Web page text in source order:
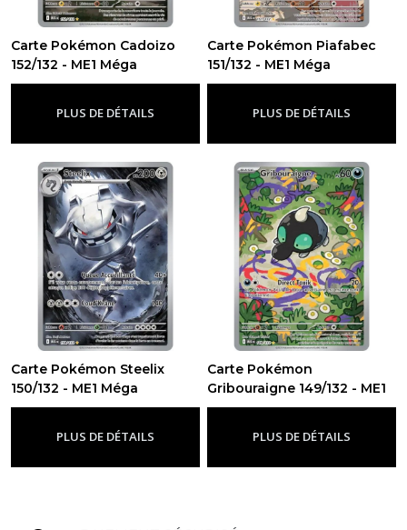
Carte Pokémon Cadoizo
152/132 - ME1 Méga
évolution-Me01 - Méga
PLUS DE DÉTAILS
Carte Pokémon Piafabec
151/132 - ME1 Méga
évolution-Me01 - Méga
PLUS DE DÉTAILS
Carte Pokémon Steelix
150/132 - ME1 Méga
évolution-Me01 - Méga
PLUS DE DÉTAILS
Carte Pokémon
Gribouraigne 149/132 - ME1
Méga évolution-Me01 - Méga
PLUS DE DÉTAILS